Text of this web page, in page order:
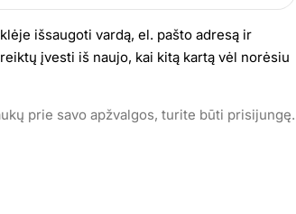
išsaugoti vardą, el. pašto adresą ir
įvesti iš naujo, kai kitą kartą vėl norėsiu
prie savo apžvalgos, turite būti prisijungę.